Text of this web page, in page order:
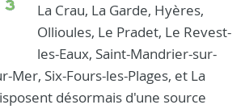
La Crau, La Garde, Hyères,
Ollioules, Le Pradet, Le Revest-
les-Eaux, Saint-Mandrier-sur-
Mer, Six-Fours-les-Plages, et La
désormais d'une source